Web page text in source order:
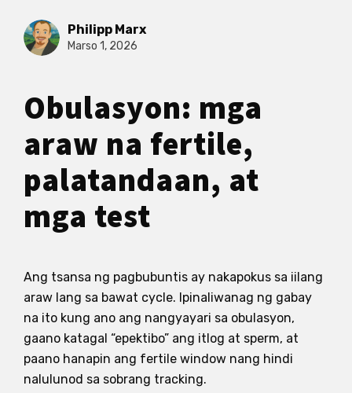
Philipp Marx
Marso 1, 2026
Obulasyon: mga
araw na fertile,
palatandaan, at
mga test
Ang tsansa ng pagbubuntis ay nakapokus sa iilang
araw lang sa bawat cycle. Ipinaliwanag ng gabay
na ito kung ano ang nangyayari sa obulasyon,
gaano katagal “epektibo” ang itlog at sperm, at
paano hanapin ang fertile window nang hindi
nalulunod sa sobrang tracking.